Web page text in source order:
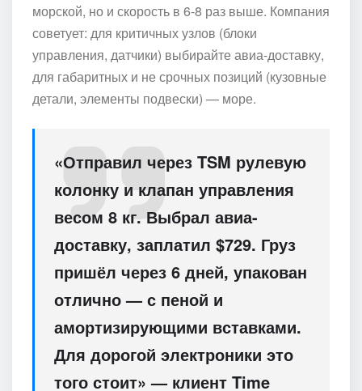
морской, но и скорость в 6-8 раз выше. Компания
советует: для критичных узлов (блоки
управления, датчики) выбирайте авиа-доставку,
для габаритных и не срочных позиций (кузовные
детали, элементы подвески) — море.
«Отправил через TSM рулевую
колонку и клапан управления
весом 8 кг. Выбрал авиа-
доставку, заплатил $729. Груз
пришёл через 6 дней, упакован
отлично — с пеной и
амортизирующими вставками.
Для дорогой электроники это
того стоит» — клиент Time